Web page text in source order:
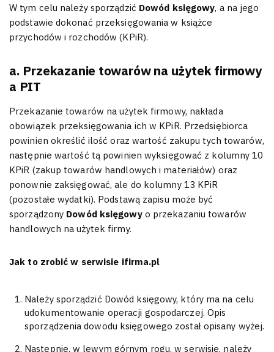
W tym celu należy sporządzić Dowód księgowy, a na jego
podstawie dokonać przeksięgowania w książce
przychodów i rozchodów (KPiR).
a. Przekazanie towarów na użytek firmowy
a PIT
Przekazanie towarów na użytek firmowy, nakłada
obowiązek przeksięgowania ich w KPiR. Przedsiębiorca
powinien określić ilość oraz wartość zakupu tych towarów,
następnie wartość tą powinien wyksięgować z kolumny 10
KPiR (zakup towarów handlowych i materiałów) oraz
ponownie zaksięgować, ale do kolumny 13 KPiR
(pozostałe wydatki). Podstawą zapisu może być
sporządzony Dowód księgowyo przekazaniu towarów
handlowych na użytek firmy.
Jak to zrobić w serwisie ifirma.pl
Należy sporządzić Dowód księgowy, który ma na celu
udokumentowanie operacji gospodarczej. Opis
sporządzenia dowodu księgowego został opisany wyżej.
Następnie, w lewym górnym rogu, w serwisie, należy